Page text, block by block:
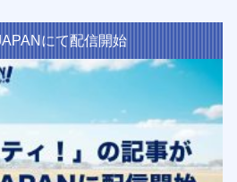
にて配信開始